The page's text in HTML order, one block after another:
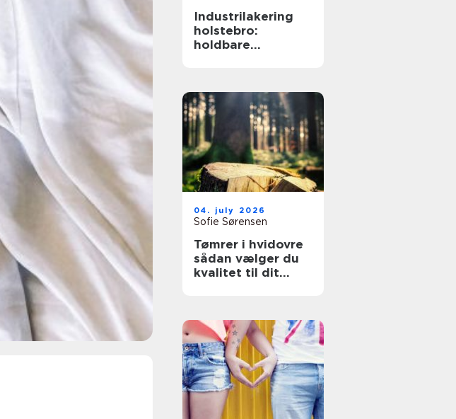
Industrilakering
holstebro:
holdbare
04. july 2026
Sofie Sørensen
Tømrer i hvidovre
sådan vælger du
kvalitet til dit